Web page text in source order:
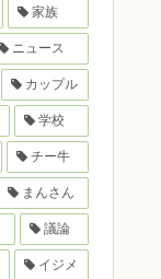
家族
ニュース
カップル
学校
チー牛
まんさん
議論
イジメ